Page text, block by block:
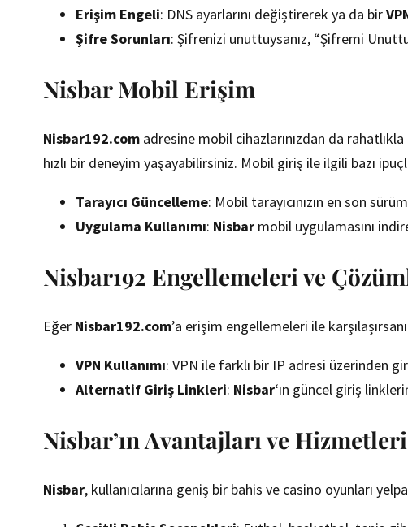
Erişim Engeli: DNS ayarlarını değiştirerek ya da bir
Şifre Sorunları: Şifrenizi unuttuysanız, “Şifremi
Nisbar Mobil Erişim
Nisbar192.comadresine mobil cihazlarınızdan da
hızlı bir deneyim yaşayabilirsiniz. Mobil giriş ile ilgili bazı
Tarayıcı Güncelleme: Mobil tarayıcınızın en son
Uygulama Kullanımı: Nisbarmobil uygulamasını
Nisbar192 Engellemeleri ve
Eğer Nisbar192.com’a erişim engellemeleri ile
VPN Kullanımı: VPN ile farklı bir IP adresi üzerinden
Alternatif Giriş Linkleri: Nisbar‘ın güncel giriş
Nisbar’ın Avantajları ve Hizmetleri
Nisbar, kullanıcılarına geniş bir bahis ve casino oyunları